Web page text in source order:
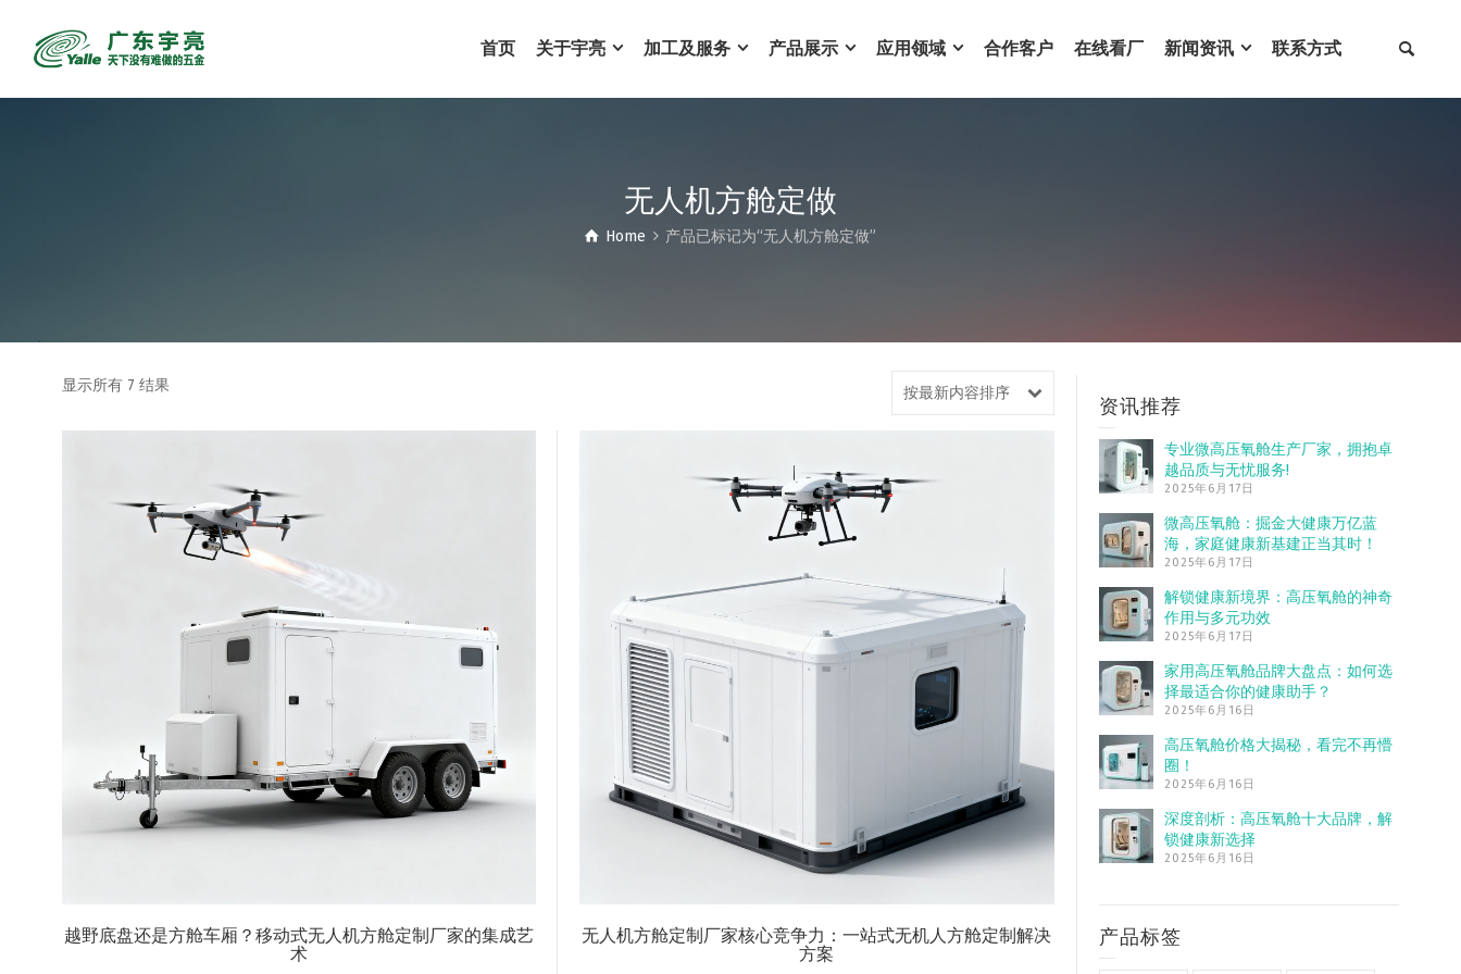
首页 关于宇亮 加工及服务 产品展示 应用领域 合作客户 在线看厂 新闻资讯 联系方式
无人机方舱定做
Home 产品已标记为“无人机方舱定做”
显示所有 7 结果 按最新内容排序
越野底盘还是方舱车厢？移动式无人机方舱定制厂家的集成艺
术
无人机方舱定制厂家核心竞争力：一站式无机人方舱定制解决
方案
资讯推荐
专业微高压氧舱生产厂家，拥抱卓
越品质与无忧服务!
2025年6月17日
微高压氧舱：掘金大健康万亿蓝
海，家庭健康新基建正当其时！
2025年6月17日
解锁健康新境界：高压氧舱的神奇
作用与多元功效
2025年6月17日
家用高压氧舱品牌大盘点：如何选
择最适合你的健康助手？
2025年6月16日
高压氧舱价格大揭秘，看完不再懵
圈！
2025年6月16日
深度剖析：高压氧舱十大品牌，解
锁健康新选择
2025年6月16日
产品标签